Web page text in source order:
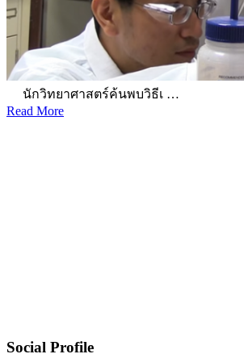
นักวิทยาศาสตร์ค้นพบวิธีเ …
Read More
Social Profile